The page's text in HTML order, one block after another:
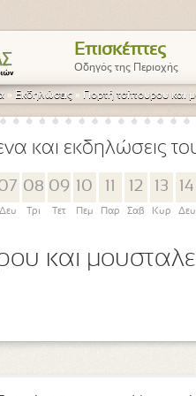
Επισκέπτες
Οδηγός της Περιοχής
» Εκδηλώσεις » Γιορτή τσίπουρου και
και εκδηλώσεις
Δευ
08
Τρι
09
Τετ
10
Πεμ Παρ
12
Σαβ
13
Κυρ
14
Δευ
και